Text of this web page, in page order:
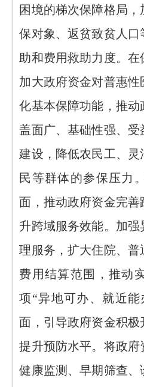
困境的梯次保障格局
保对象、返贫致贫人
助和费用救助力度。在
加大政府资金对普惠
化基本保障功能，推
盖面广、基础性强、
建设，降低农民工、
民等群体的参保压力
面，推动政府资金完
升跨域服务效能。加
理服务，扩大住院、
费用结算范围，推动
项“异地可办、就近
面，引导政府资金积极
提升预防水平。将政
健康监测、早期筛查